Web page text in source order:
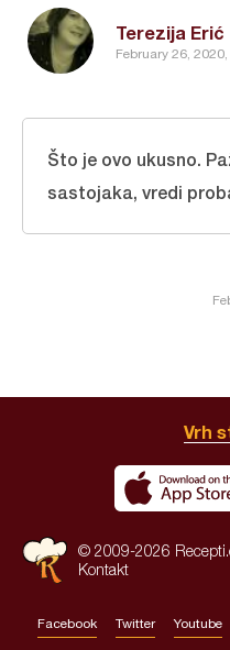
Terezija Erić
February 26,
Što je ovo ukusno.
sastojaka, vredi
Vrh
© 2009-2026
Kontakt
Facebook Twitter Youtube